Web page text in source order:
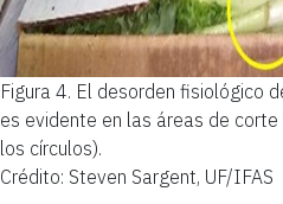
Figura 4. El desorden fisiológico
es evidente en las áreas de
los círculos).
Crédito: Steven Sargent, UF/IFAS